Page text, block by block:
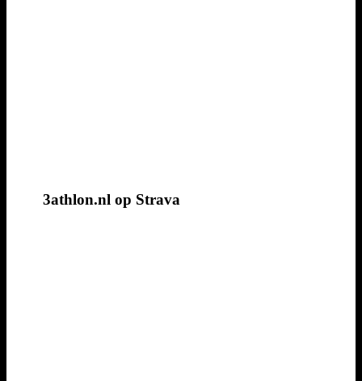
3athlon.nl op Strava